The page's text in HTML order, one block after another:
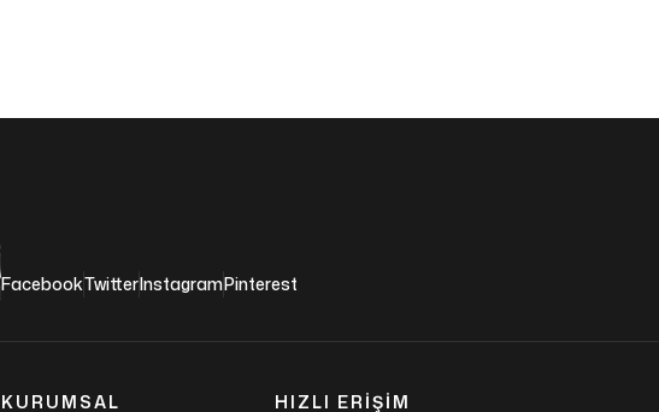
FacebookTwitterInstagramPinterest
KURUMSAL HIZLI ERIŞIM